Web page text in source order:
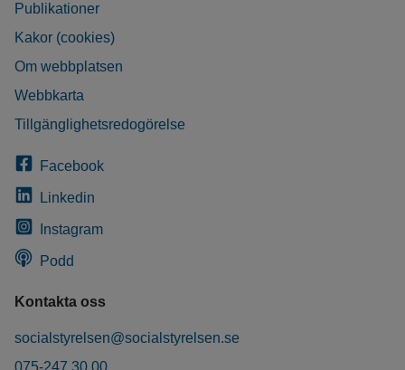
Publikationer
Kakor (cookies)
Om webbplatsen
Webbkarta
Tillgänglighetsredogörelse
Facebook
Linkedin
Instagram
Podd
Kontakta oss
socialstyrelsen@socialstyrelsen.se
075-247 30 00